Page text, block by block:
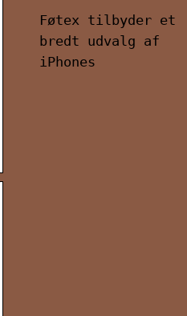
Føtex tilbyder et
bredt udvalg af
iPhones